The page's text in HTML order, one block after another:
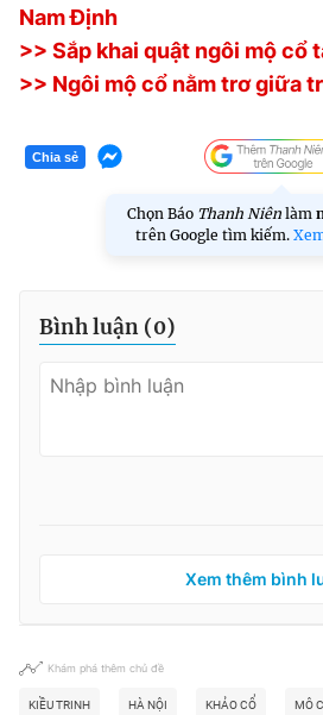
Nam Định
>> Sắp khai quật ngôi mộ cổ
>> Ngôi mộ cổ nằm trơ giữa
Chia sẻ
Chọn Báo Thanh Niên làm
trên Google tìm kiếm.
Bình luận (0)
Xem thêm bình
Khám phá thêm chủ đề
KIỀU TRINH HÀ NỘI KHẢO CỔ MÔ